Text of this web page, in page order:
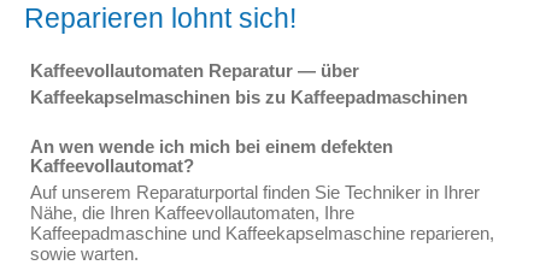
Reparieren lohnt sich!
Kaffeevollautomaten Reparatur — über
Kaffeekapselmaschinen bis zu Kaffeepadmaschinen
An wen wende ich mich bei einem defekten
Kaffeevollautomat?
Auf unserem Reparaturportal finden Sie Techniker in Ihrer
Nähe, die Ihren Kaffeevollautomaten, Ihre
Kaffeepadmaschine und Kaffeekapselmaschine reparieren,
sowie warten.